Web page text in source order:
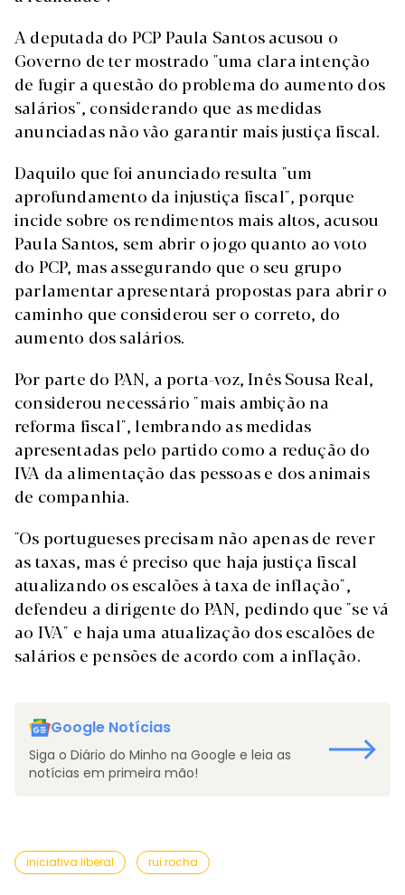
A deputada do PCP Paula Santos acusou o
Governo de ter mostrado "uma clara intenção
de fugir a questão do problema do aumento dos
salários", considerando que as medidas
anunciadas não vão garantir mais justiça fiscal.
Daquilo que foi anunciado resulta "um
aprofundamento da injustiça fiscal", porque
incide sobre os rendimentos mais altos, acusou
Paula Santos, sem abrir o jogo quanto ao voto
do PCP, mas assegurando que o seu grupo
parlamentar apresentará propostas para abrir o
caminho que considerou ser o correto, do
aumento dos salários.
Por parte do PAN, a porta-voz, Inês Sousa Real,
considerou necessário "mais ambição na
reforma fiscal", lembrando as medidas
apresentadas pelo partido como a redução do
IVA da alimentação das pessoas e dos animais
de companhia.
"Os portugueses precisam não apenas de rever
as taxas, mas é preciso que haja justiça fiscal
atualizando os escalões à taxa de inflação",
defendeu a dirigente do PAN, pedindo que "se vá
ao IVA" e haja uma atualização dos escalões de
salários e pensões de acordo com a inflação.
Google Notícias
Siga o Diário do Minho na Google e leia as
notícias em primeira mão!
iniciativa liberal rui rocha